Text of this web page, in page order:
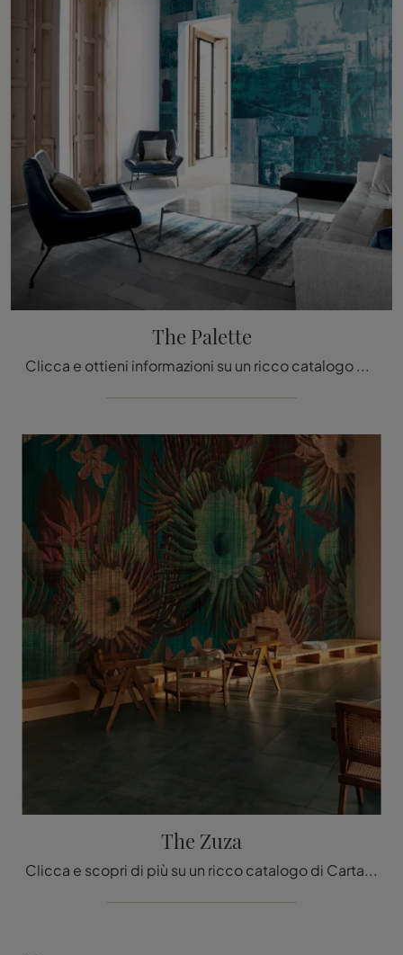
The Palette
Clicca e ottieni informazioni su un ricco catalogo di Carta da parati vinilica moderna: il modello The Palette di Daisy James ti aspetta!
The Zuza
Clicca e scopri di più su un ricco catalogo di Carta da parati vinilica moderna: il modello The Zuza di Daisy James ti attende!